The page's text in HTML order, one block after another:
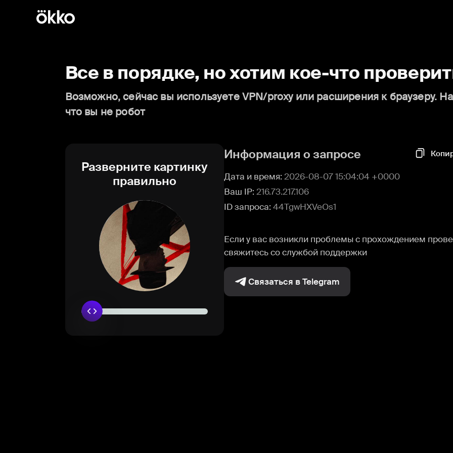
Все в порядке, но хотим кое-что
Возможно, сейчас вы используете VPN/proxy или расширения к браузеру.
что вы не робот
Разверните картинку
правильно
Информация о запросе
Дата и время: 2026-08-07 15:04:04 +0000
Ваш IP: 216.73.217.106
ID запроса: 44TgwHXVeOs1
Если у вас возникли проблемы с прохождением
свяжитесь со службой поддержки
Связаться в Telegram